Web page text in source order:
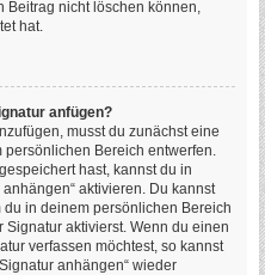
Beitrag nicht löschen können,
hat.
anfügen?
musst du zunächst eine
Bereich entwerfen.
hast, kannst du in
aktivieren. Du kannst
in deinem persönlichen Bereich
aktivierst. Wenn du einen
verfassen möchtest, so kannst
anhängen“ wieder